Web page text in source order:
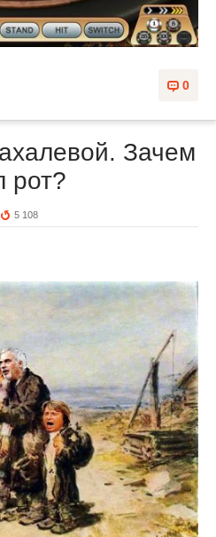
0
Зачем
рот?
5 108